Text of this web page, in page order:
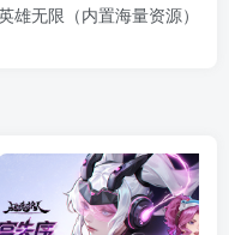
雄无限（内置海量资源）